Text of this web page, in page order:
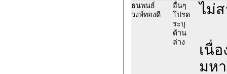
ธนพนธ์
วงษ์ทองดี
อื่นๆ
โปรด
ระบุ
ด้าน
ล่าง
ไม่
เนื่
มห